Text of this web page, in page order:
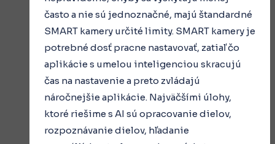
často a nie sú jednoznačné, majú štandardné
SMART kamery určité limity. SMART kamery je
potrebné dosť pracne nastavovať, zatiaľ čo
aplikácie s umelou inteligenciou skracujú
čas na nastavenie a preto zvládajú
náročnejšie aplikácie. Najväčšími úlohy,
ktoré riešime s AI sú opracovanie dielov,
rozpoznávanie dielov, hľadanie